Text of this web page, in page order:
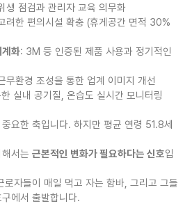
생 점검과 관리자 교육 의무화
려한 편의시설 확충 (휴게공간 면적 30%
계화: 3M 등 인증된 제품 사용과 정기적인
무환경 조성을 통한 업계 이미지 개선
실내 공기질, 온습도 실시간 모니터링
요한 축입니다. 하지만 평균 연령 51.8세
서는 근본적인 변화가 필요하다는 신호입
로자들이 매일 먹고 자는 함바, 그리고 그들
에서 출발합니다.